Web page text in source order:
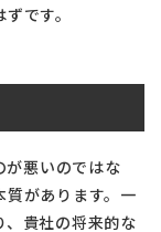
です。
が悪いのではな
質があります。一
、貴社の将来的な